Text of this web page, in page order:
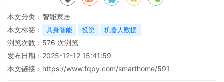
本文分类： 智能家居
本文标签：
具身智能 投资 机器人数据
浏览次数： 576 次浏览
发布日期：2025-12-12 15:41:59
本文链接： https://www.fqpy.com/smarthome/591